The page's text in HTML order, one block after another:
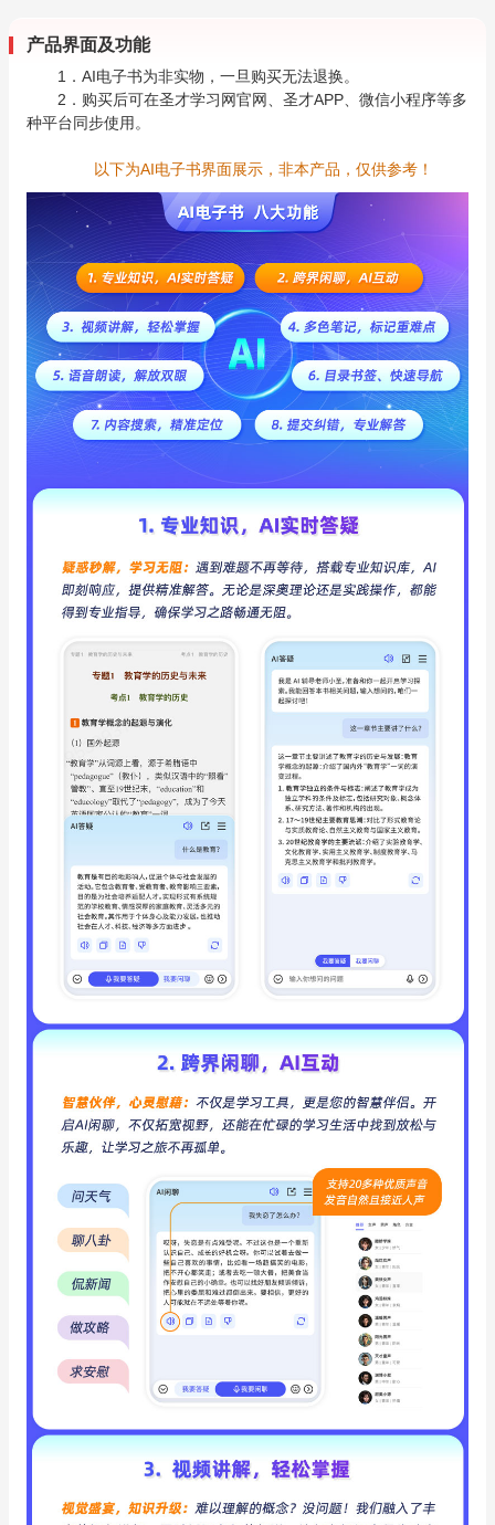
产品界面及功能
1．AI电子书为非实物，一旦购买无法退换。
2．购买后可在圣才学习网官网、圣才APP、微信小程序等多
种平台同步使用。
以下为AI电子书界面展示，非本产品，仅供参考！